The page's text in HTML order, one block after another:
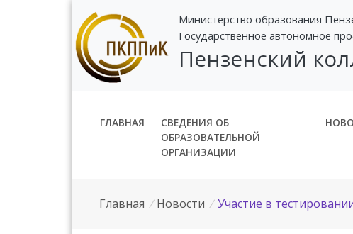
Министерство образования
Государственное автономное
Пензенский
ГЛАВНАЯ
СВЕДЕНИЯ ОБ
ОБРАЗОВАТЕЛЬНОЙ
ОРГАНИЗАЦИИ
Главная / Новости / Участие в